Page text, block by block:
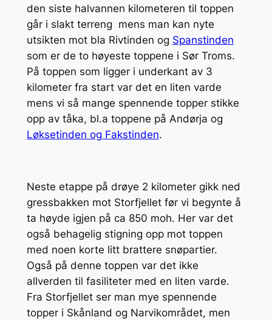
den siste halvannen kilometeren til toppen
går i slakt terreng mens man kan nyte
utsikten mot bla Rivtinden og Spanstinden
som er de to høyeste toppene i Sør Troms.
På toppen som ligger i underkant av 3
kilometer fra start var det en liten varde
mens vi så mange spennende topper stikke
opp av tåka, bl.a toppene på Andørja og
Løksetinden og Fakstinden.
Neste etappe på drøye 2 kilometer gikk ned
gressbakken mot Storfjellet før vi begynte å
ta høyde igjen på ca 850 moh. Her var det
også behagelig stigning opp mot toppen
med noen korte litt brattere snøpartier.
Også på denne toppen var det ikke
allverden til fasiliteter med en liten varde.
Fra Storfjellet ser man mye spennende
topper i Skånland og Narvikområdet, men